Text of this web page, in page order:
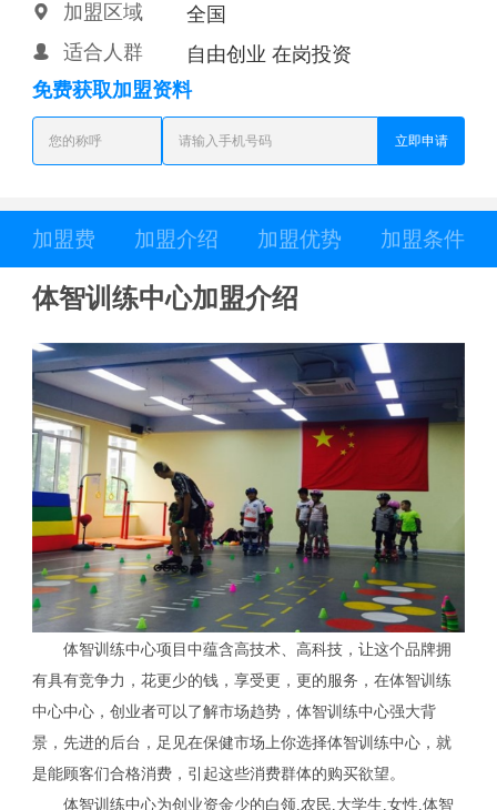
 加盟区域 全国
 适合人群
自由创业 在岗投资
免费获取加盟资料
立即申请
加盟费 加盟介绍 加盟优势 加盟条件
体智训练中心加盟介绍
体智训练中心项目中蕴含高技术、高科技，让这个品牌拥
有具有竞争力，花更少的钱，享受更，更的服务，在体智训练
中心中心，创业者可以了解市场趋势，体智训练中心强大背
景，先进的后台，足见在保健市场上你选择体智训练中心，就
是能顾客们合格消费，引起这些消费群体的购买欲望。
体智训练中心为创业资金少的白领,农民,大学生,女性,体智